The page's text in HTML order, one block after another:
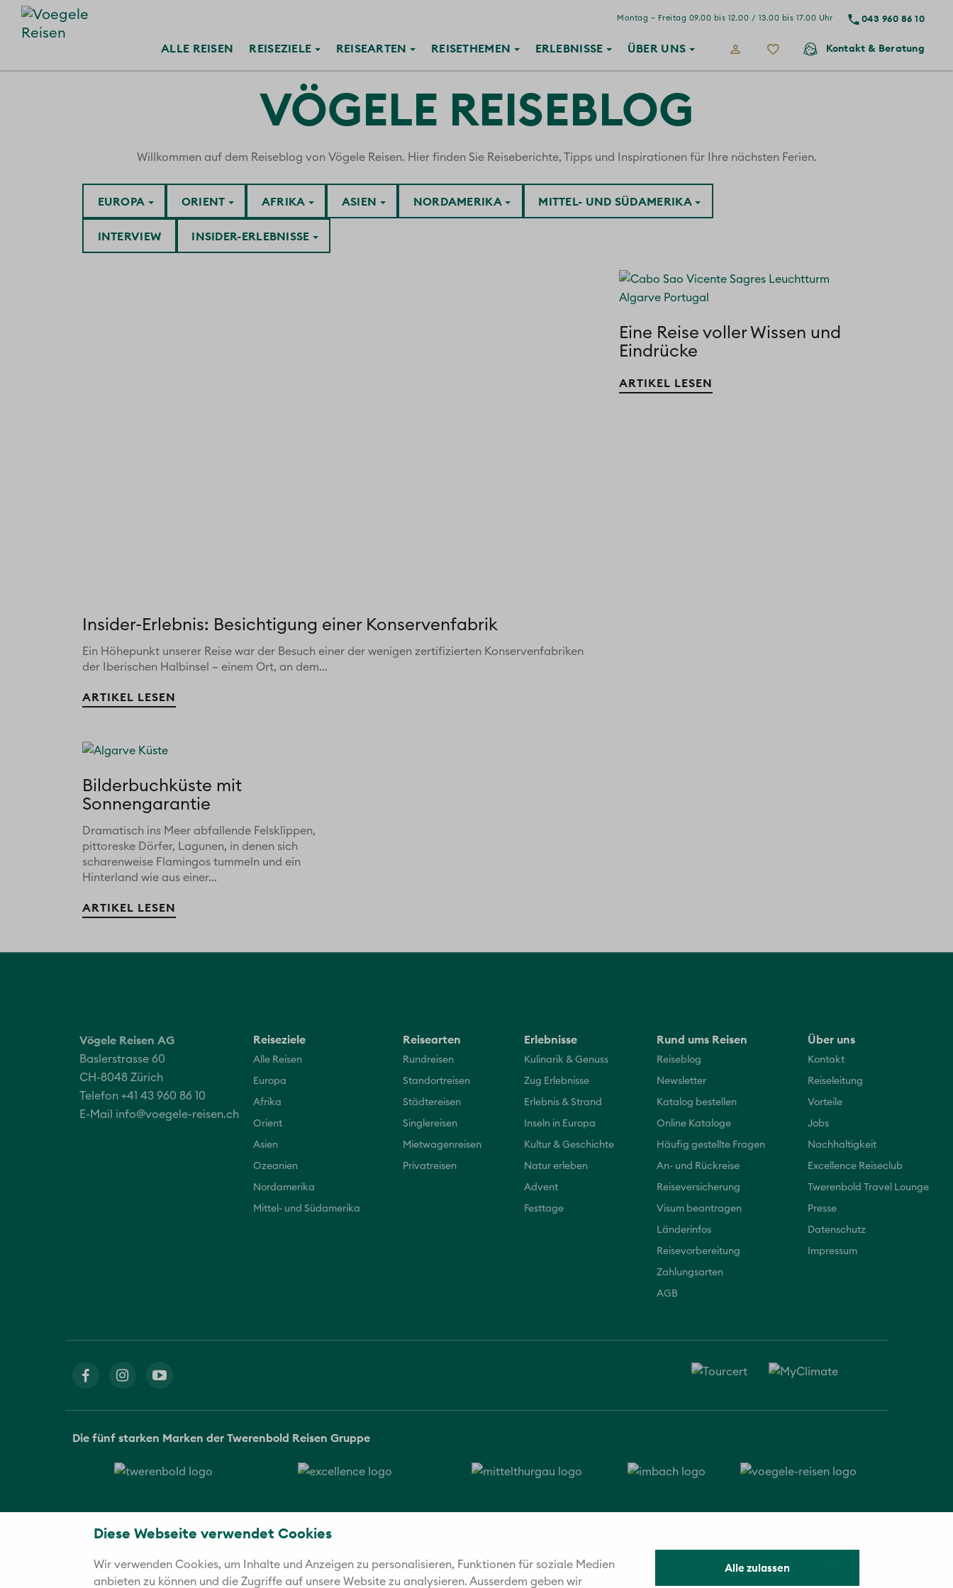
Diese Webseite verwendet Cookies
Wir verwenden Cookies, um Inhalte und Anzeigen zu personalisieren, Funktionen für soziale Medien
anbieten zu können und die Zugriffe auf unsere Website zu analysieren. Außerdem geben wir
Alle zulassen
043 960 86 10
Montag – Freitag 09.00 bis 12.00 / 13.00 bis 17.00 Uhr
ALLE REISEN REISEZIELE REISEARTEN REISETHEMEN ERLEBNISSE ÜBER UNS Kontakt & Beratung
VÖGELE REISEBLOG
Willkommen auf dem Reiseblog von Vögele Reisen. Hier finden Sie Reiseberichte, Tipps und Inspirationen für Ihre nächsten Ferien.
AFRIKA ASIEN
EUROPA
INSIDER-ERLEBNISSE
INTERVIEW
MITTEL- UND SÜDAMERIKA
NORDAMERIKA
ORIENT
Insider-Erlebnis: Besichtigung einer Konservenfabrik
Ein Höhepunkt unserer Reise war der Besuch einer der wenigen zertifizierten Konservenfabriken
der Iberischen Halbinsel – einem Ort, an dem...
ARTIKEL LESEN
Eine Reise voller Wissen und
Eindrücke
ARTIKEL LESEN
Bilderbuchküste mit
Sonnengarantie
Dramatisch ins Meer abfallende Felsklippen,
pittoreske Dörfer, Lagunen, in denen sich
scharenweise Flamingos tummeln und ein
Hinterland wie aus einer...
ARTIKEL LESEN
Vögele Reisen AG
Baslerstrasse 60
CH-8048 Zürich
Telefon +41 43 960 86 10
E-Mail info@voegele-reisen.ch
Reiseziele
Alle Reisen
Europa
Afrika
Orient
Asien
Ozeanien
Nordamerika
Mittel- und Südamerika
Reisearten
Rundreisen
Standortreisen
Städtereisen
Singlereisen
Mietwagenreisen
Privatreisen
Erlebnisse
Kulinarik & Genuss
Zug Erlebnisse
Erlebnis & Strand
Inseln in Europa
Kultur & Geschichte
Natur erleben
Advent
Festtage
Rund ums Reisen
Reiseblog
Newsletter
Katalog bestellen
Online Kataloge
Häufig gestellte Fragen
An- und Rückreise
Reiseversicherung
Visum beantragen
Länderinfos
Reisevorbereitung
Zahlungsarten
AGB
Über uns
Kontakt
Reiseleitung
Vorteile
Jobs
Nachhaltigkeit
Excellence Reiseclub
Twerenbold Travel Lounge
Presse
Datenschutz
Impressum
Die fünf starken Marken der Twerenbold Reisen Gruppe